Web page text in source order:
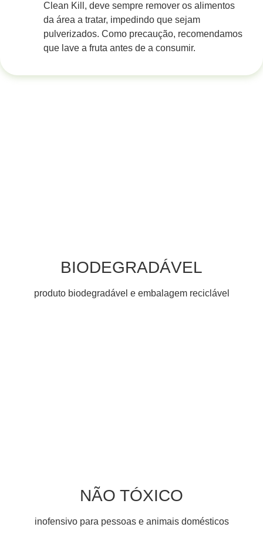
Clean Kill, deve sempre remover os alimentos
da área a tratar, impedindo que sejam
pulverizados. Como precaução, recomendamos
que lave a fruta antes de a consumir.
BIODEGRADÁVEL
produto biodegradável e embalagem reciclável
NÃO TÓXICO
inofensivo para pessoas e animais domésticos